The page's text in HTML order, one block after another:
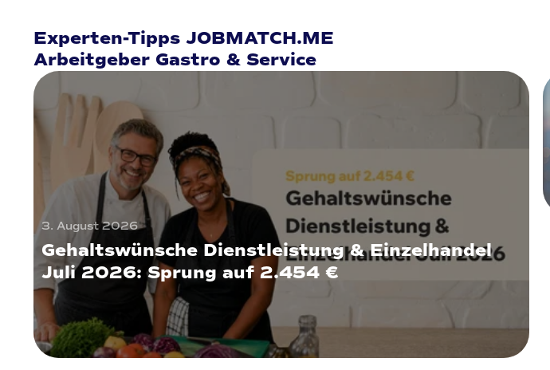
Experten-Tipps JOBMATCH.ME
Arbeitgeber Gastro & Service
3. August 2026
Gehaltswünsche Dienstleistung & Einzelhandel
Juli 2026: Sprung auf 2.454 €